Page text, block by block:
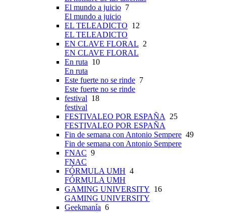
El mundo a juicio 7
El mundo a juicio
EL TELEADICTO 12
EL TELEADICTO
EN CLAVE FLORAL 2
EN CLAVE FLORAL
En ruta 10
En ruta
Este fuerte no se rinde 7
Este fuerte no se rinde
festival 18
festival
FESTIVALEO POR ESPAÑA
25
FESTIVALEO POR ESPAÑA
Fin de semana con Antonio Sempere 49
Fin de semana con Antonio Sempere
FNAC 9
FNAC
FÓRMULA UMH 4
FÓRMULA UMH
GAMING UNIVERSITY 16
GAMING UNIVERSITY
Geekmanía 6